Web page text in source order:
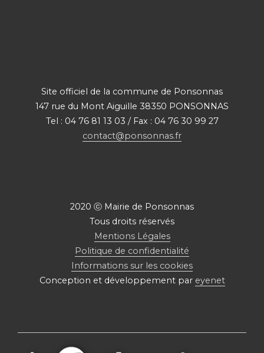
Site officiel de la commune de Ponsonnas
147 rue du Mont Aiguille 38350 PONSONNAS
Tel : 04 76 81 13 03 / Fax : 04 76 30 99 27
contact@ponsonnas.fr
2020 ⓒ Mairie de Ponsonnas
Tous droits réservés
Mentions Légales
Politique de confidentialité
Informations sur les cookies
Conception et développement par eyenet